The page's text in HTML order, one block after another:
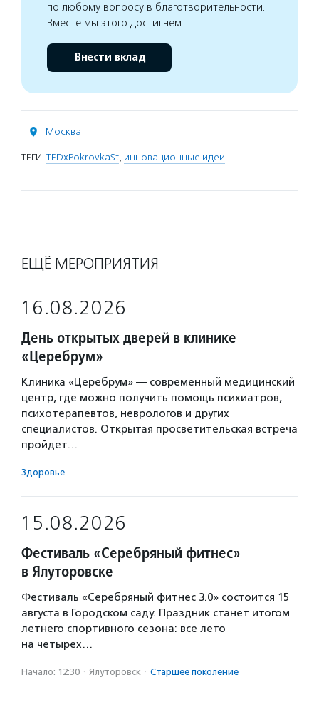
по любому вопросу в благотворительности.
Вместе мы этого достигнем
Внести вклад
Москва
ТЕГИ: TEDxPokrovkaSt, инновационные идеи
ЕЩЁ МЕРОПРИЯТИЯ
16.08.2026
День открытых дверей в клинике
«Церебрум»
Клиника «Церебрум» — современный медицинский
центр, где можно получить помощь психиатров,
психотерапевтов, неврологов и других
специалистов. Открытая просветительская встреча
пройдет…
Здоровье
15.08.2026
Фестиваль «Серебряный фитнес»
в Ялуторовске
Фестиваль «Серебряный фитнес 3.0» состоится 15
августа в Городском саду. Праздник станет итогом
летнего спортивного сезона: все лето
на четырех…
Начало: 12:30 · Ялуторовск · Старшее поколение